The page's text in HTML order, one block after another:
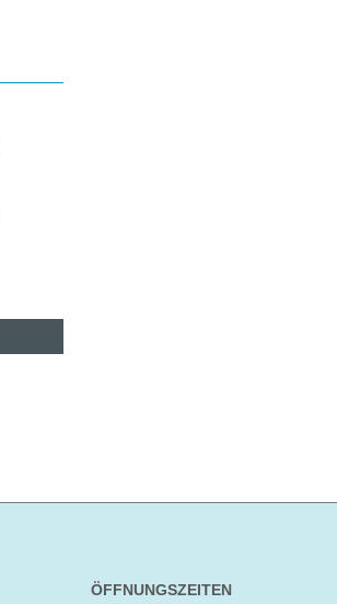
ÖFFNUNGSZEITEN